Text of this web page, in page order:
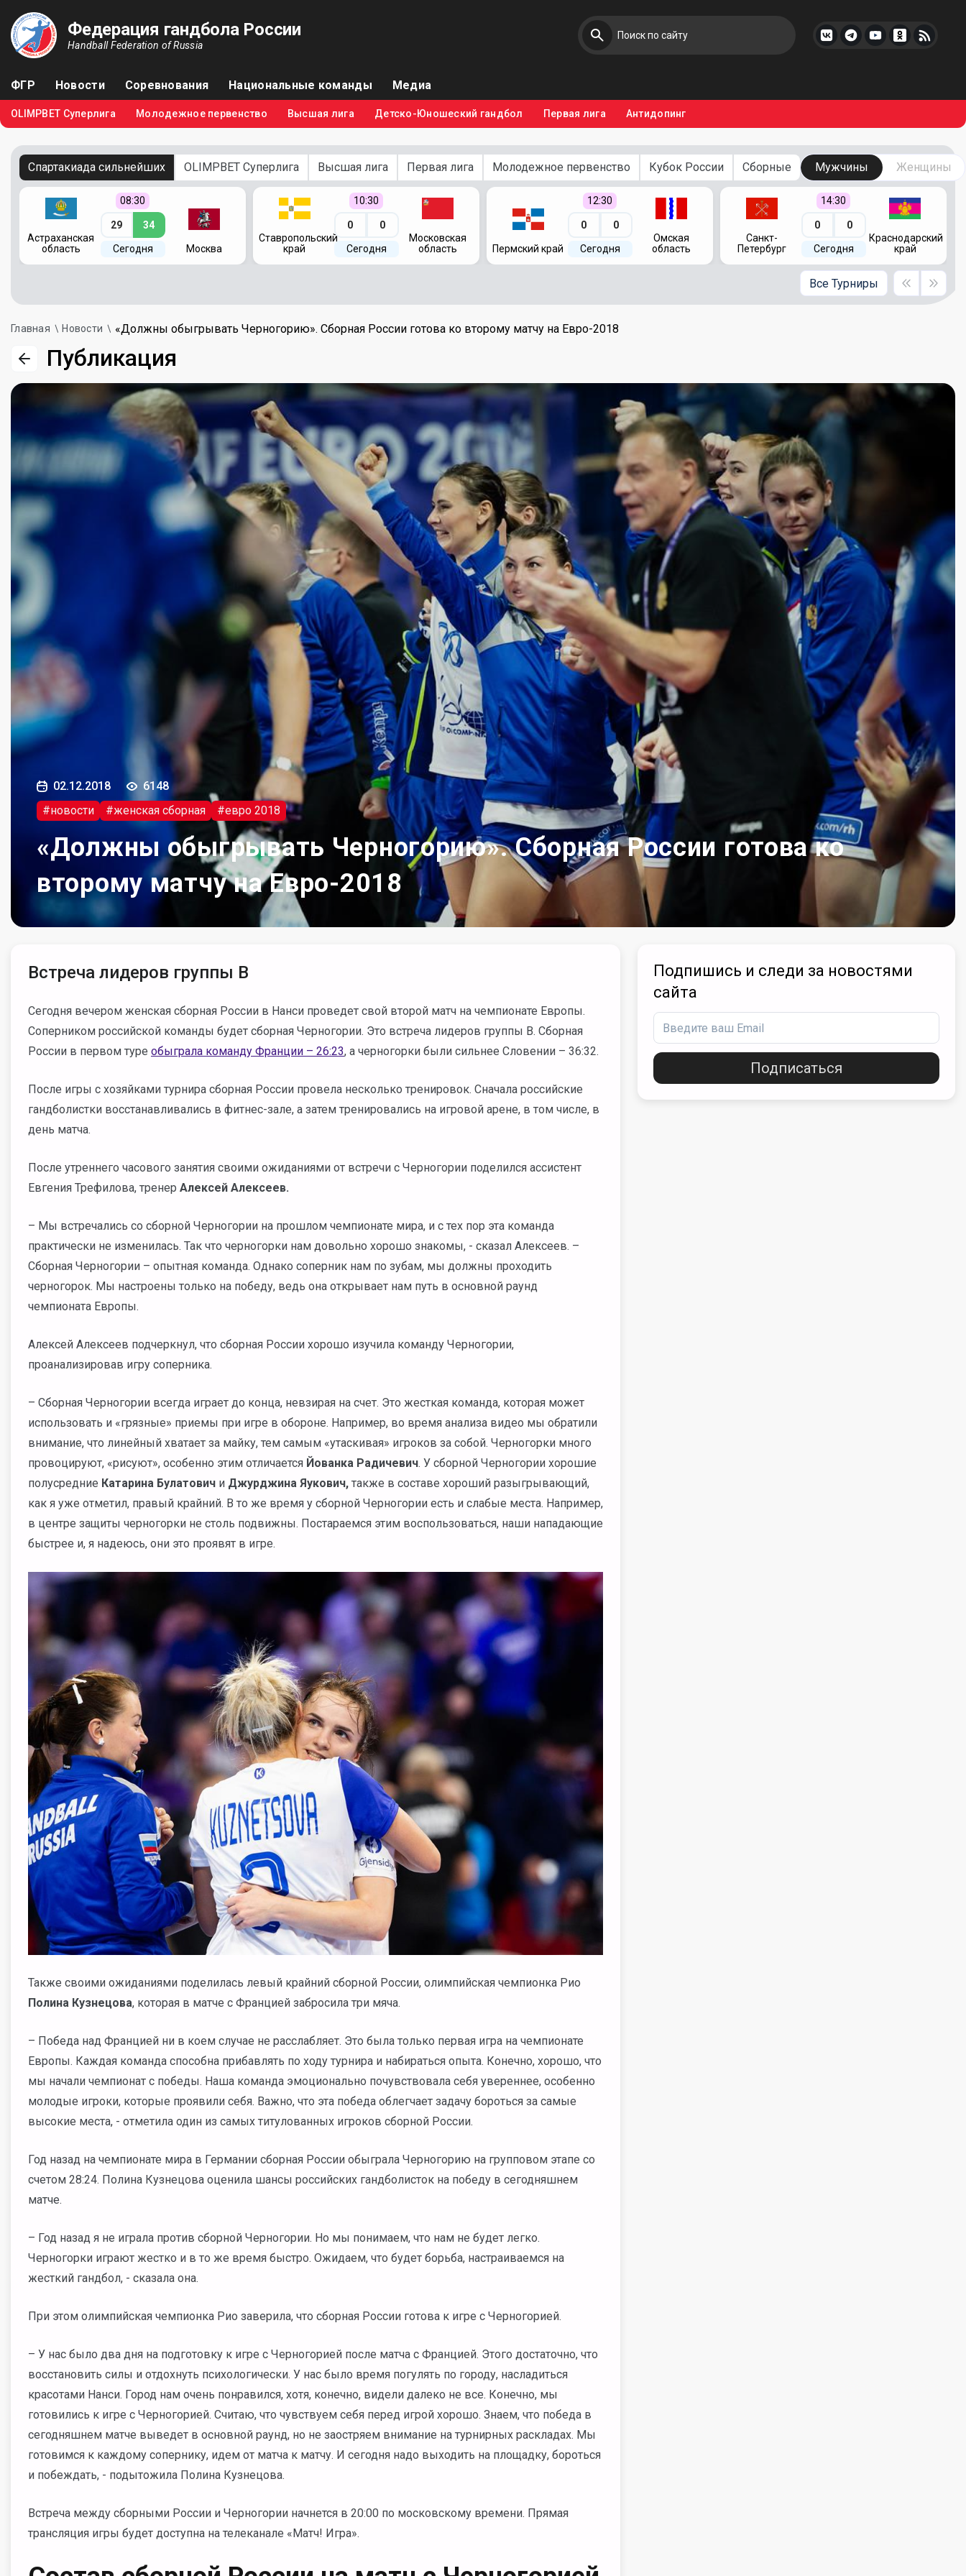
Федерация гандбола России
Handball Federation of Russia
ФГР Новости Соревнования Национальные команды Медиа
OLIMPBET Суперлига Молодежное первенство Высшая лига Детско-Юношеский гандбол Первая лига Антидопинг
Спартакиада сильнейших OLIMPBET Суперлига Высшая лига Первая лига Молодежное первенство Кубок России Сборные Мужчины Женщины
Астраханская
область
08:30
29 34
Сегодня Москва
Ставропольский
край
10:30
0 0
Сегодня
Московская
область
Пермский край
12:30
0 0
Сегодня
Омская
область
Санкт-
Петербург
14:30
0 0
Сегодня
Краснодарский
край
Все Турниры
Главная Новости «Должны обыгрывать Черногорию». Сборная России готова ко второму матчу на Евро-2018
Публикация
02.12.2018
6148
#новости
#женская сборная #евро 2018
«Должны обыгрывать Черногорию». Сборная России готова ко
второму матчу на Евро-2018
Встреча лидеров группы В
Сегодня вечером женская сборная России в Нанси проведет свой второй матч на чемпионате Европы.
Соперником российской команды будет сборная Черногории. Это встреча лидеров группы В. Сборная
России в первом туре обыграла команду Франции – 26:23, а черногорки были сильнее Словении – 36:32.
После игры с хозяйками турнира сборная России провела несколько тренировок. Сначала российские
гандболистки восстанавливались в фитнес-зале, а затем тренировались на игровой арене, в том числе, в
день матча.
После утреннего часового занятия своими ожиданиями от встречи с Черногории поделился ассистент
Евгения Трефилова, тренер Алексей Алексеев.
– Мы встречались со сборной Черногории на прошлом чемпионате мира, и с тех пор эта команда
практически не изменилась. Так что черногорки нам довольно хорошо знакомы, - сказал Алексеев. –
Сборная Черногории – опытная команда. Однако соперник нам по зубам, мы должны проходить
черногорок. Мы настроены только на победу, ведь она открывает нам путь в основной раунд
чемпионата Европы.
Алексей Алексеев подчеркнул, что сборная России хорошо изучила команду Черногории,
проанализировав игру соперника.
– Сборная Черногории всегда играет до конца, невзирая на счет. Это жесткая команда, которая может
использовать и «грязные» приемы при игре в обороне. Например, во время анализа видео мы обратили
внимание, что линейный хватает за майку, тем самым «утаскивая» игроков за собой. Черногорки много
провоцируют, «рисуют», особенно этим отличается Йованка Радичевич. У сборной Черногории хорошие
полусредние Катарина Булатович и Джурджина Яукович, также в составе хороший разыгрывающий,
как я уже отметил, правый крайний. В то же время у сборной Черногории есть и слабые места. Например,
в центре защиты черногорки не столь подвижны. Постараемся этим воспользоваться, наши нападающие
быстрее и, я надеюсь, они это проявят в игре.
Также своими ожиданиями поделилась левый крайний сборной России, олимпийская чемпионка Рио
Полина Кузнецова, которая в матче с Францией забросила три мяча.
– Победа над Францией ни в коем случае не расслабляет. Это была только первая игра на чемпионате
Европы. Каждая команда способна прибавлять по ходу турнира и набираться опыта. Конечно, хорошо, что
мы начали чемпионат с победы. Наша команда эмоционально почувствовала себя увереннее, особенно
молодые игроки, которые проявили себя. Важно, что эта победа облегчает задачу бороться за самые
высокие места, - отметила один из самых титулованных игроков сборной России.
Год назад на чемпионате мира в Германии сборная России обыграла Черногорию на групповом этапе со
счетом 28:24. Полина Кузнецова оценила шансы российских гандболисток на победу в сегодняшнем
матче.
– Год назад я не играла против сборной Черногории. Но мы понимаем, что нам не будет легко.
Черногорки играют жестко и в то же время быстро. Ожидаем, что будет борьба, настраиваемся на
жесткий гандбол, - сказала она.
При этом олимпийская чемпионка Рио заверила, что сборная России готова к игре с Черногорией.
– У нас было два дня на подготовку к игре с Черногорией после матча с Францией. Этого достаточно, что
восстановить силы и отдохнуть психологически. У нас было время погулять по городу, насладиться
красотами Нанси. Город нам очень понравился, хотя, конечно, видели далеко не все. Конечно, мы
готовились к игре с Черногорией. Считаю, что чувствуем себя перед игрой хорошо. Знаем, что победа в
сегодняшнем матче выведет в основной раунд, но не заостряем внимание на турнирных раскладах. Мы
готовимся к каждому сопернику, идем от матча к матчу. И сегодня надо выходить на площадку, бороться
и побеждать, - подытожила Полина Кузнецова.
Встреча между сборными России и Черногории начнется в 20:00 по московскому времени. Прямая
трансляция игры будет доступна на телеканале «Матч! Игра».
Подпишись и следи за новостями
сайта
Подписаться